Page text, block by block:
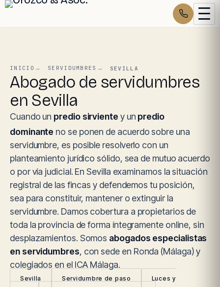
INICIO SERVIDUMBRES SEVILLA
Abogado de servidumbres
en Sevilla
Cuando un predio sirviente y un predio
dominante no se ponen de acuerdo sobre una
servidumbre, es posible resolverlo con un
planteamiento jurídico sólido, sea de mutuo acuerdo
o por vía judicial. En Sevilla examinamos la situación
registral de las fincas y defendemos tu posición,
sea para constituir, mantener o extinguir la
servidumbre. Damos cobertura a propietarios de
toda la provincia de forma íntegramente online, sin
desplazamientos. Somos abogados especialistas
en servidumbres, con sede en Ronda (Málaga) y
colegiados en el ICA Málaga.
Sevilla Servidumbre de paso
Luces y